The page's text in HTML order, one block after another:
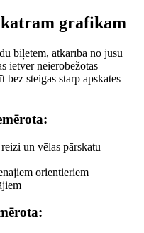
katram grafikam
biļetēm, atkarībā no jūsu
ietver neierobežotas
steigas starp apskates
un vēlas pārskatu
orientieriem